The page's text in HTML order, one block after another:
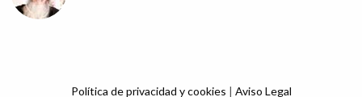
Política de privacidad y cookies | Aviso Legal